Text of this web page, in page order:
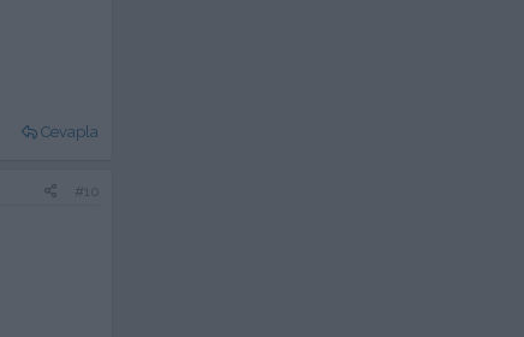
Cevapla
#10